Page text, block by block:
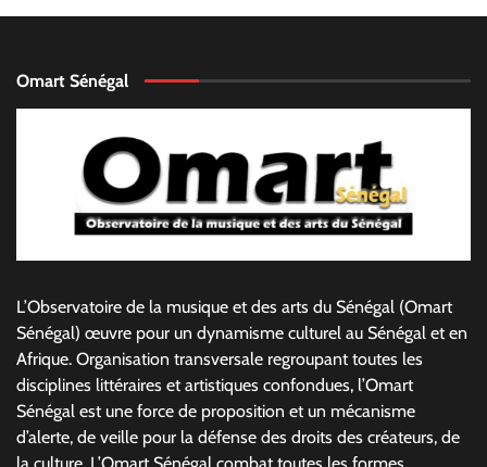
Omart Sénégal
L’Observatoire de la musique et des arts du Sénégal (Omart
Sénégal) œuvre pour un dynamisme culturel au Sénégal et en
Afrique. Organisation transversale regroupant toutes les
disciplines littéraires et artistiques confondues, l’Omart
Sénégal est une force de proposition et un mécanisme
d’alerte, de veille pour la défense des droits des créateurs, de